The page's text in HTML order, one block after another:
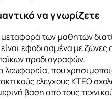
να γνωρίζετε
μεταφορά των μαθητών
εφοδιασμένα με
προδιαγραφών.
λεωφορεία, που
ελέγχους ΚΤΕΟ
βάση από τους